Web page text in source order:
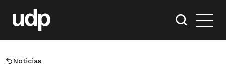
Noticias